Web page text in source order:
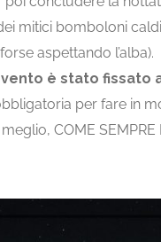
mitici bomboloni
aspettando l’alba).
è stato fissato
per fare in
COME